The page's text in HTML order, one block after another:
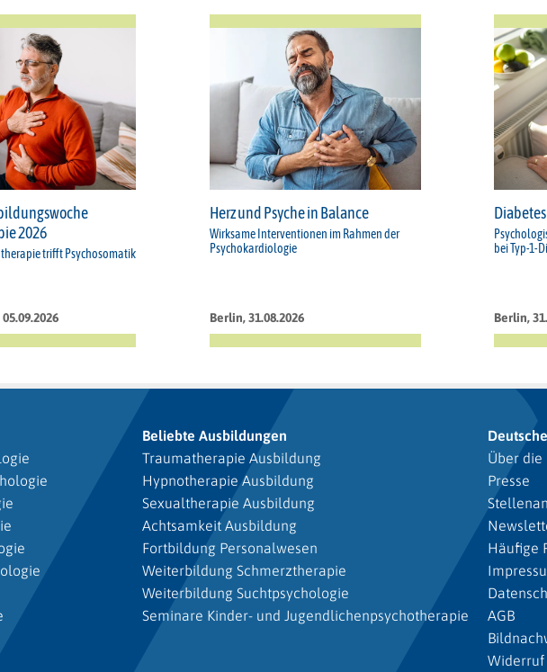
2026
trifft Psychosomatik
Herz und Psyche in Balance
Wirksame Interventionen im Rahmen der
Psychokardiologie
Berlin, 31.08.2026
bei Typ-1-
Berlin,
Beliebte Ausbildungen
Traumatherapie Ausbildung
Hypnotherapie Ausbildung
Sexualtherapie Ausbildung
Achtsamkeit Ausbildung
Fortbildung Personalwesen
Weiterbildung Schmerztherapie
Weiterbildung Suchtpsychologie
Seminare Kinder- und Jugendlichenpsychotherapie
Über die
Presse
Häufige
AGB
Widerruf